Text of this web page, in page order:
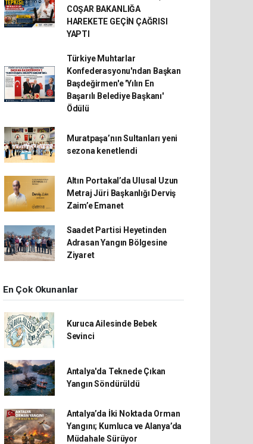
COŞAR BAKANLIĞA
HAREKETE GEÇİN ÇAĞRISI
YAPTI
Türkiye Muhtarlar
Konfederasyonu'ndan Başkan
Başdeğirmen'e 'Yılın En
Başarılı Belediye Başkanı'
Ödülü
Muratpaşa’nın Sultanları yeni
sezona kenetlendi
Altın Portakal’da Ulusal Uzun
Metraj Jüri Başkanlığı Derviş
Zaim’e Emanet
Saadet Partisi Heyetinden
Adrasan Yangın Bölgesine
Ziyaret
En Çok Okunanlar
Kuruca Ailesinde Bebek
Sevinci
Antalya'da Teknede Çıkan
Yangın Söndürüldü
Antalya’da İki Noktada Orman
Yangını; Kumluca ve Alanya’da
Müdahale Sürüyor